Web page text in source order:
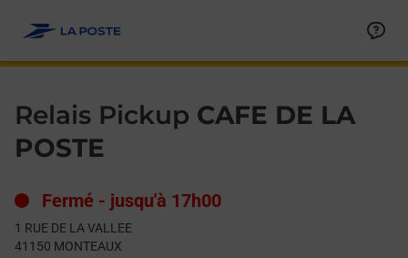
Relais Pickup CAFE DE LA
POSTE
Fermé - jusqu'à 17h00
1 RUE DE LA VALLEE
41150 MONTEAUX